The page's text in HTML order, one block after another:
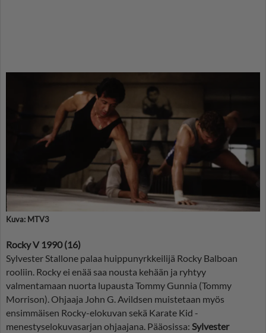
Kuva: MTV3
Rocky V 1990 (16)
Sylvester Stallone palaa huippunyrkkeilijä Rocky Balboan
rooliin. Rocky ei enää saa nousta kehään ja ryhtyy
valmentamaan nuorta lupausta Tommy Gunnia (Tommy
Morrison). Ohjaaja John G. Avildsen muistetaan myös
ensimmäisen Rocky-elokuvan sekä Karate Kid -
menestyselokuvasarjan ohjaajana. Pääosissa: Sylvester